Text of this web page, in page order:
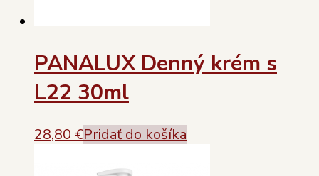
PANALUX Denný krém s
L22 30ml
28,80 €Pridať do košíka